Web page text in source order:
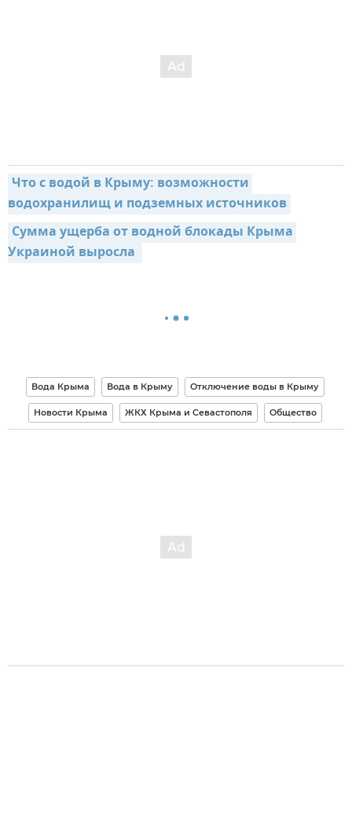
Что с водой в Крыму: возможности
водохранилищ и подземных источников
Сумма ущерба от водной блокады Крыма
Украиной выросла
Вода Крыма Вода в Крыму Отключение воды в Крыму
Новости Крыма ЖКХ Крыма и Севастополя Общество